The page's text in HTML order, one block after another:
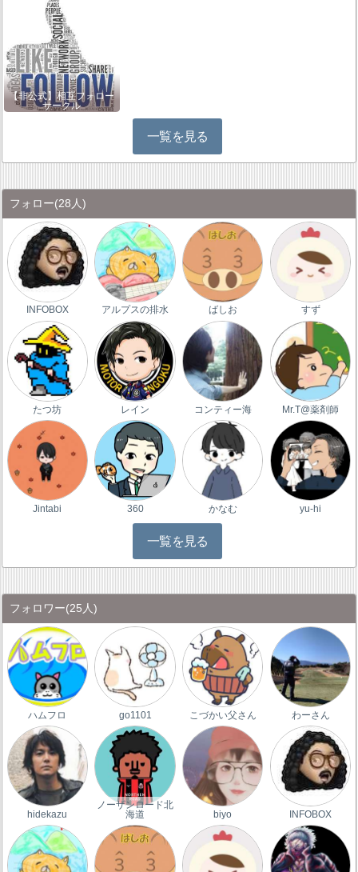
【非公式】相互フォロー
サークル
一覧を見る
フォロー(28人)
INFOBOX アルプスの排水 ばしお すず
たつ坊 レイン コンティー海 Mr.T@薬剤師
Jintabi 360 かなむ yu-hi
一覧を見る
フォロワー(25人)
ハムフロ go1101 こづかい父さん わーさん
hidekazu
ノーザンロード北
海道
biyo INFOBOX